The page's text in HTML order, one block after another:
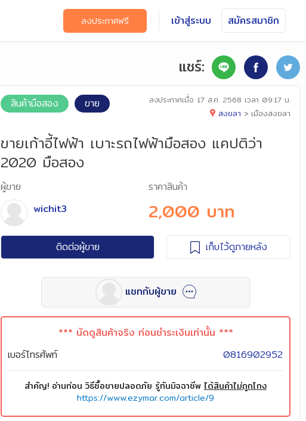
ลงประกาศฟรี เข้าสู่ระบบ สมัครสมาชิก
แชร์:
ลงประกาศเมื่อ 17 ส.ค. 2568 เวลา 09:17 น.
สงขลา > เมืองสงขลา
สินค้ามือสอง ขาย
ขายเก้าอี้ไฟฟ้า เบาะรถไฟฟ้ามือสอง แคปติว่า
2020 มือสอง
ผู้ขาย
wichit3
ราคาสินค้า
2,000 บาท
ติดต่อผู้ขาย เก็บไว้ดูภายหลัง
แชทกับผู้ขาย
*** นัดดูสินค้าจริง ก่อนชำระเงินเท่านั้น ***
เบอร์โทรศัพท์
0816902952
สำคัญ! อ่านก่อน วิธีซื้อขายปลอดภัย รู้ทันมิจฉาชีพ ได้สินค้าไม่ถูกโกง
https://www.ezymar.com/article/9